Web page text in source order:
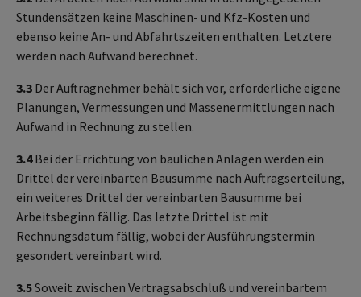
Stundensätzen keine Maschinen- und Kfz-Kosten und
ebenso keine An- und Abfahrtszeiten enthalten. Letztere
werden nach Aufwand berechnet.
3.3 Der Auftragnehmer behält sich vor, erforderliche eigene
Planungen, Vermessungen und Massenermittlungen nach
Aufwand in Rechnung zu stellen.
3.4Bei der Errichtung von baulichen Anlagen werden ein
Drittel der vereinbarten Bausumme nach Auftragserteilung,
ein weiteres Drittel der vereinbarten Bausumme bei
Arbeitsbeginn fällig. Das letzte Drittel ist mit
Rechnungsdatum fällig, wobei der Ausführungstermin
gesondert vereinbart wird.
3.5Soweit zwischen Vertragsabschluß und vereinbartem